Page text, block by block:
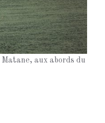
aux abords du